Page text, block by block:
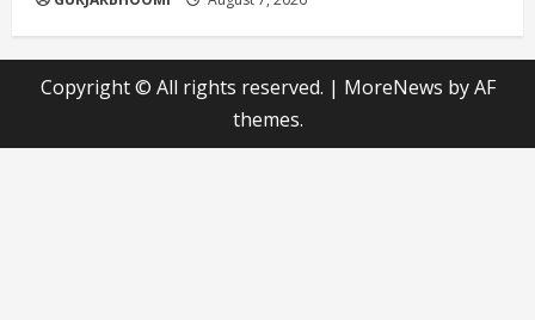
Copyright © All rights reserved. | MoreNews by AF
themes.